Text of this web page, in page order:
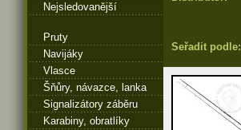
Nejsledovanější
Pruty
Navijáky
Vlasce
Šňůry, návazce, lanka
Signalizátory záběru
Karabiny, obratlíky
Seřadit podle: